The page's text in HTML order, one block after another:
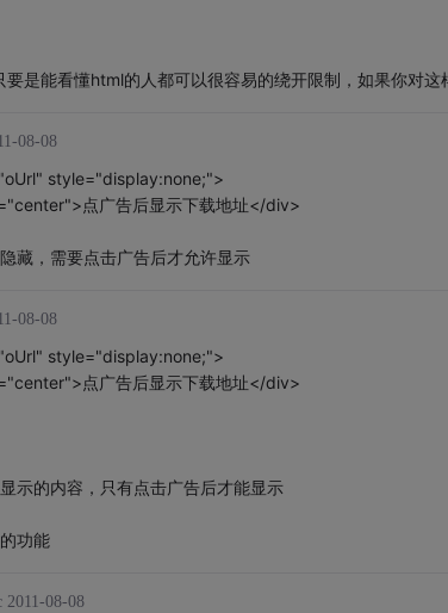
要是能看懂html的人都可以很容易的绕开限制，如果你对这
08-08
style="display:none;">
点广告后显示下载地址</div>
藏，需要点击广告后才允许显示
08-08
style="display:none;">
点广告后显示下载地址</div>
示的内容，只有点击广告后才能显示
功能
2011-08-08